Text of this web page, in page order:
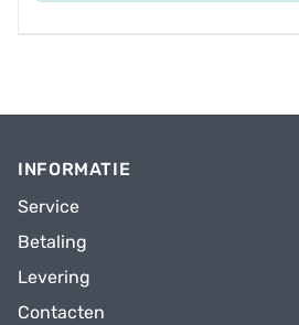
INFORMATIE
Service
Betaling
Levering
Contacten